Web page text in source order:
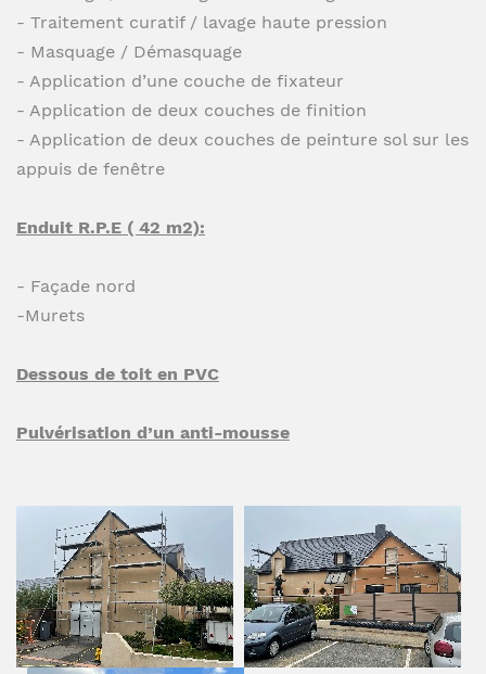
- Traitement curatif / lavage haute pression
- Masquage / Démasquage
- Application d’une couche de fixateur
- Application de deux couches de finition
- Application de deux couches de peinture sol sur les
appuis de fenêtre
Enduit R.P.E ( 42 m2):
- Façade nord
-Murets
Dessous de toit en PVC
Pulvérisation d’un anti-mousse